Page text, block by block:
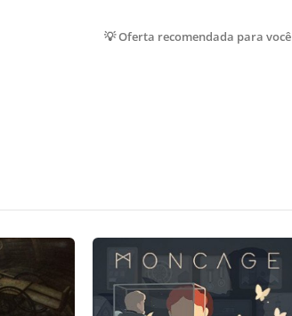
💡 Oferta recomendada para você